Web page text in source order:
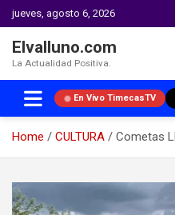
jueves, agosto 6, 2026
Elvalluno.com
La Actualidad Positiva.
En Vivo TimecasTV
Home CULTURA
Cometas
content